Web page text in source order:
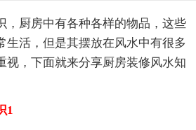
厨房中有各种各样的物品，这些
生活，但是其摆放在风水中有很多
视，下面就来分享厨房装修风水知
1